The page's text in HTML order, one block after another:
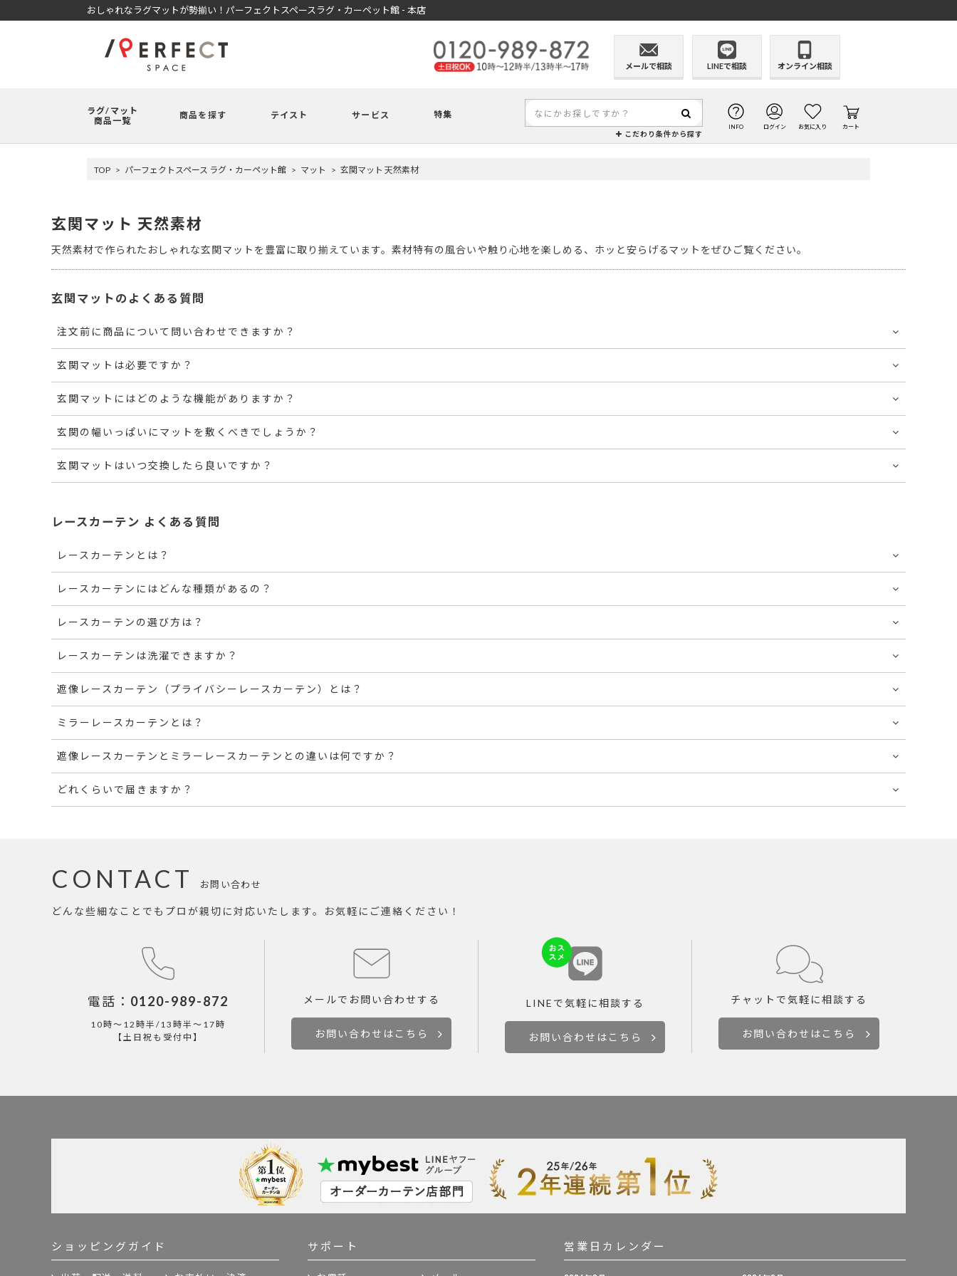
おしゃれなラグマットが勢揃い！パーフェクトスペースラグ・カーペット館 - 本店
メールで相談 LINEで相談 オンライン相談
ラグ/マット
商品一覧
商品を探す テイスト サービス 特集
こだわり条件から探す
INFO ログイン お気に入り カート
TOP パーフェクトスペース ラグ・カーペット館 マット 玄関マット 天然素材
玄関マット 天然素材
天然素材で作られたおしゃれな玄関マットを豊富に取り揃えています。素材特有の風合いや触り心地を楽しめる、ホッと安らげるマットをぜひご覧ください。
玄関マットのよくある質問
注文前に商品について問い合わせできますか？
玄関マットは必要ですか？
玄関マットにはどのような機能がありますか？
玄関の幅いっぱいにマットを敷くべきでしょうか？
玄関マットはいつ交換したら良いですか？
レースカーテン よくある質問
レースカーテンとは？
レースカーテンにはどんな種類があるの？
レースカーテンの選び方は？
レースカーテンは洗濯できますか？
遮像レースカーテン（プライバシーレースカーテン）とは？
ミラーレースカーテンとは？
遮像レースカーテンとミラーレースカーテンとの違いは何ですか？
どれくらいで届きますか？
お問い合わせ
CONTACT
どんな些細なことでもプロが親切に対応いたします。お気軽にご連絡ください！
電話： 0120-989-872
10時～12時半/13時半～17時
【土日祝も受付中】
メールで お問い合わせする
お問い合わせはこちら
LINEで気軽に相談する
お問い合わせはこちら
チャットで気軽に相談する
お問い合わせはこちら
ショッピングガイド サポート 営業日カレンダー